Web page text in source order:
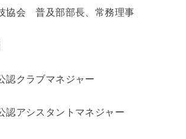
協会 普及部部長、常務理事
認クラブマネジャー
認アシスタントマネジャー